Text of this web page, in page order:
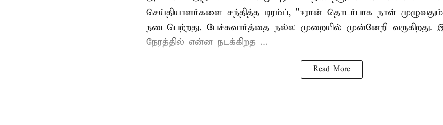
செய்தியாளர்களை சந்தித்த டிரம்ப், "ஈரான் தொடர்பாக நாள்
நடைபெற்றது. பேச்சுவார்த்தை நல்ல முறையில் முன்னேறி
நேரத்தில் என்ன நடக்கிறத ...
Read More